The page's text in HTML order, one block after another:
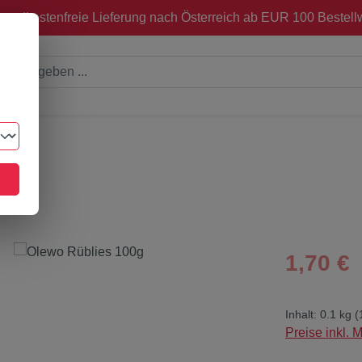
Lieferung nach Österreich ab EUR 100
Regulärer
1,70 €
Inhalt: 0.1 kg
Preise inkl.